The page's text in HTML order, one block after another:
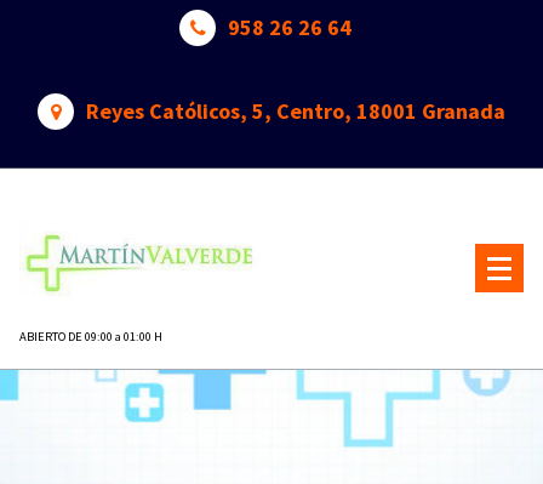
958 26 26 64
Reyes Católicos, 5, Centro, 18001 Granada
ABIERTO DE 09:00 a 01:00 H